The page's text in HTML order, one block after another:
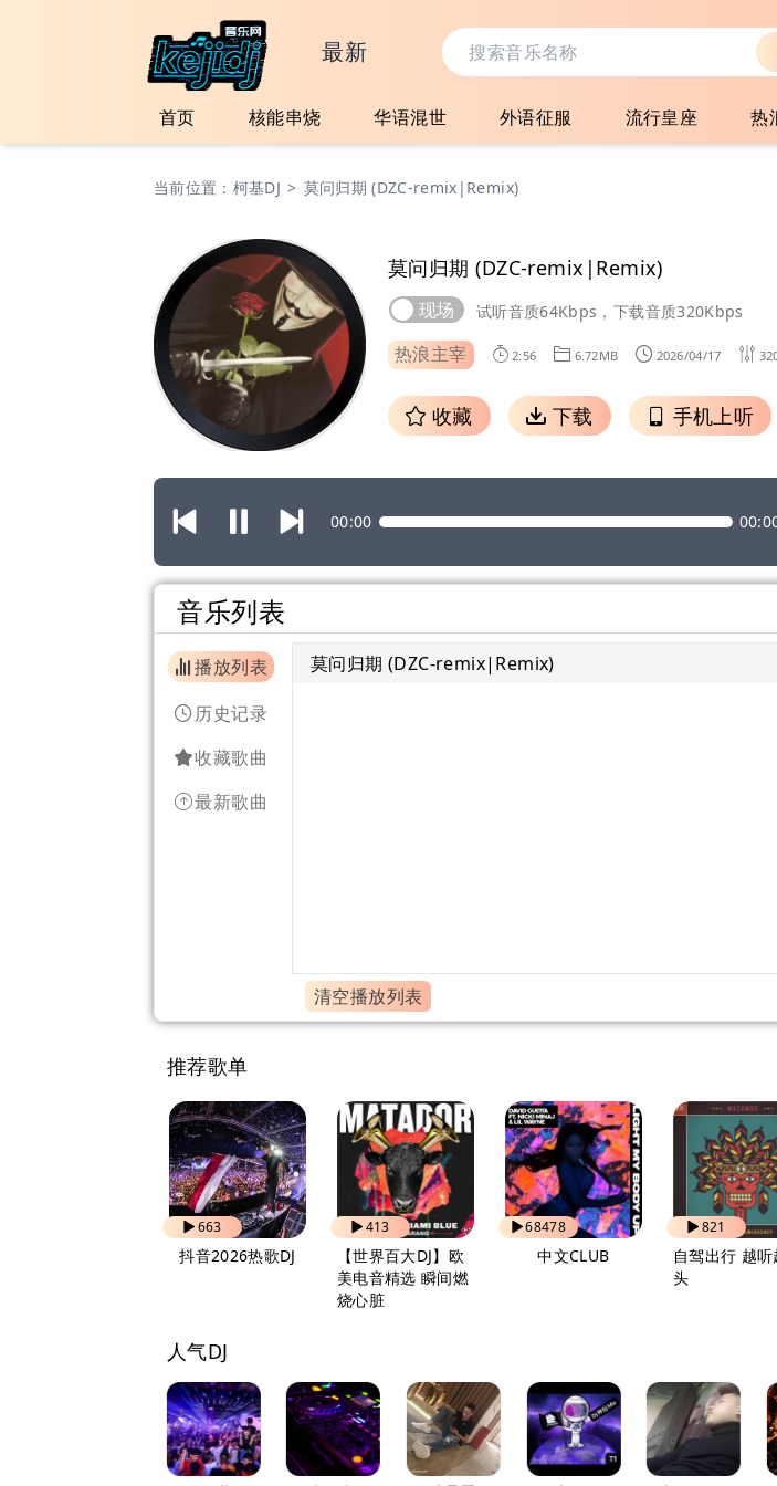
最新
首页 核能串烧 华语混世 外语征服 流行皇座 热
当前位置： 柯基DJ > 莫问归期 (DZC-remix|Remix)
现场
莫问归期 (DZC-remix|Remix)
试听音质64Kbps，下载音质320Kbps
热浪主宰 2:56 6.72MB 2026/04/17
收藏 下载 手机上听
00:00
音乐列表
播放列表
历史记录
收藏歌曲
最新歌曲
莫问归期 (DZC-remix|Remix)
清空播放列表
推荐歌单
663
抖音2026热歌DJ
413
【世界百大DJ】欧
美电音精选 瞬间燃
烧心脏
68478
中文CLUB
821
自驾出行 越
头
人气DJ